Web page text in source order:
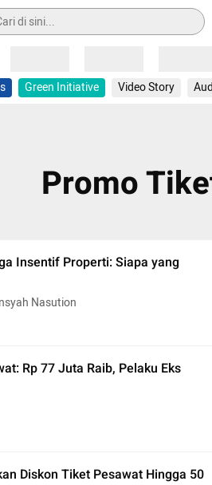
Green Initiative Video Story
Promo
Insentif Properti: Siapa yang
Nasution
Rp 77 Juta Raib, Pelaku Eks
Diskon Tiket Pesawat Hingga 50